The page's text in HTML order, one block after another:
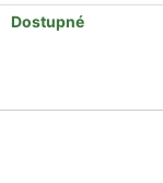
Dostupné